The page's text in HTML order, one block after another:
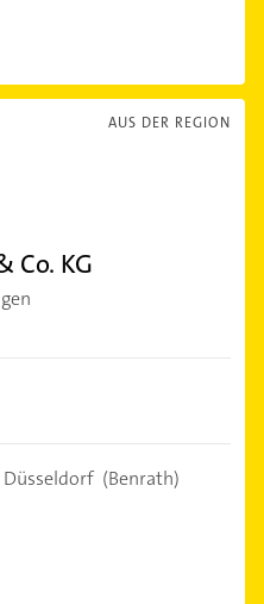
AUS DER REGION
Co. KG
(Benrath)